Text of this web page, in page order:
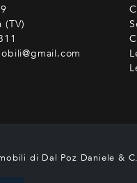
(TV)
di Dal Poz Daniele & C.